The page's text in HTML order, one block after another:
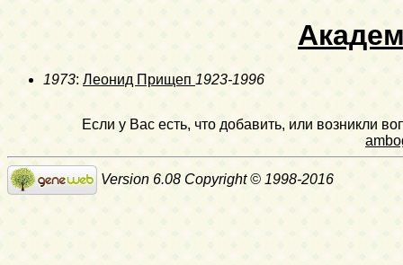
1973: Леонид Прищеп 1923-1996
Если у Вас есть, что добавить, или возникли
Version 6.08 Copyright © 1998-2016